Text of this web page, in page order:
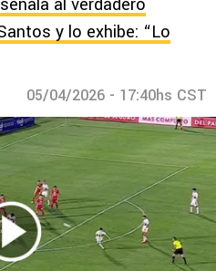
y lo exhibe: “Lo
05/04/2026 - 17:40hs CST